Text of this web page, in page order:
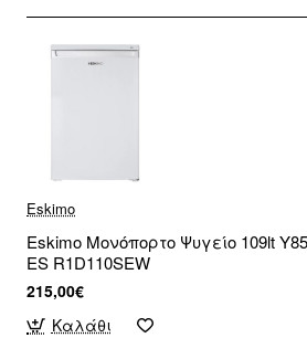
Eskimo
Eskimo Μονόπορτο Ψυγείο 109lt
ES R1D110SEW
215,00€
Καλάθι